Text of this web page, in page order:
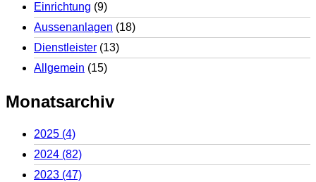
Einrichtung (9)
Aussenanlagen (18)
Dienstleister (13)
Allgemein (15)
Monatsarchiv
2025 (4)
2024 (82)
2023 (47)